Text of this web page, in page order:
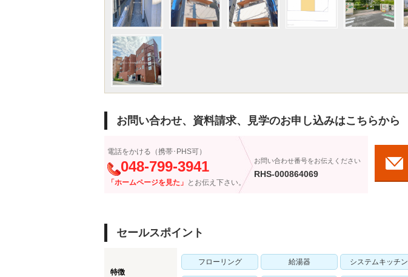
お問い合わせ、資料請求、見学のお申し込みはこちらから
電話をかける（携帯･PHS可）
048-799-3941
「ホームページを見た」 とお伝え下さい。
お問い合わせ番号をお伝えください
RHS-000864069
セールスポイント
特徴
フローリング 給湯器 システムキッチン